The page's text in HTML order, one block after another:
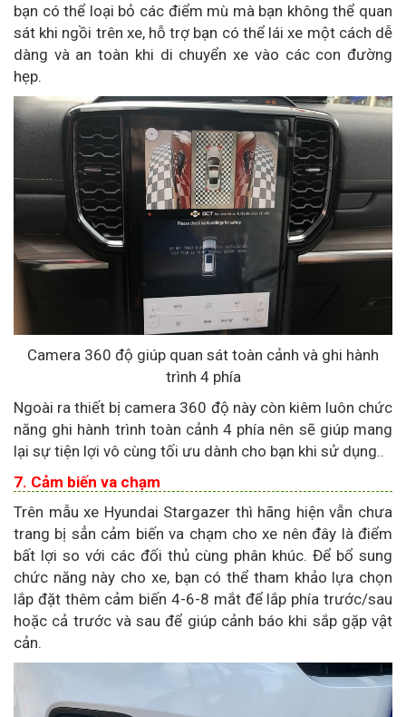
bạn có thể loại bỏ các điểm mù mà bạn không thể quan
sát khi ngồi trên xe, hỗ trợ bạn có thể lái xe một cách dễ
dàng và an toàn khi di chuyển xe vào các con đường
hẹp.
Camera 360 độ giúp quan sát toàn cảnh và ghi hành
trình 4 phía
Ngoài ra thiết bị camera 360 độ này còn kiêm luôn chức
năng ghi hành trình toàn cảnh 4 phía nên sẽ giúp mang
lại sự tiện lợi vô cùng tối ưu dành cho bạn khi sử dụng..
7. Cảm biến va chạm
Trên mẫu xe Hyundai Stargazer thì hãng hiện vẫn chưa
trang bị sẳn cảm biến va chạm cho xe nên đây là điểm
bất lợi so với các đối thủ cùng phân khúc. Để bổ sung
chức năng này cho xe, bạn có thể tham khảo lựa chọn
lắp đặt thêm cảm biến 4-6-8 mắt để lắp phía trước/sau
hoặc cả trước và sau để giúp cảnh báo khi sắp gặp vật
cản.